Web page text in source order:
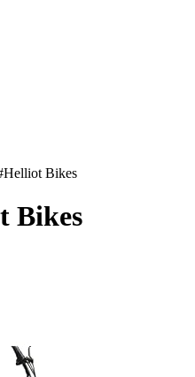
Bikes
Bikes